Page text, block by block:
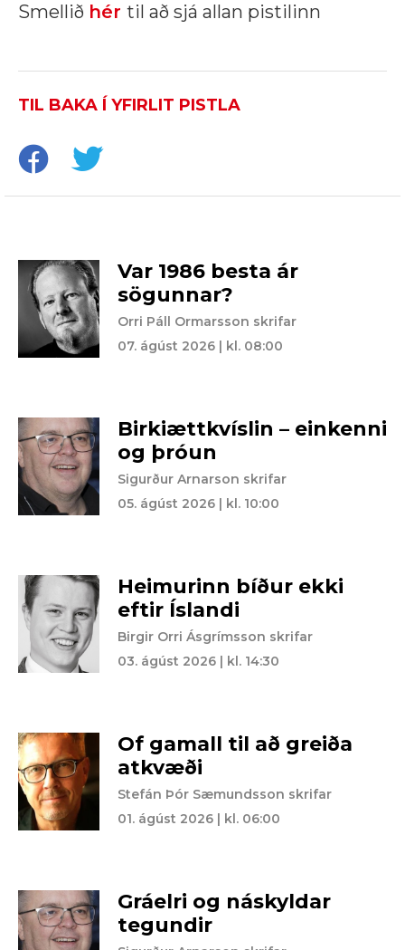
Smellið hér til að sjá allan pistilinn
TIL BAKA Í YFIRLIT PISTLA
Var 1986 besta ár
sögunnar?
Orri Páll Ormarsson skrifar
07. ágúst 2026 | kl. 08:00
Birkiættkvíslin – einkenni
og þróun
Sigurður Arnarson skrifar
05. ágúst 2026 | kl. 10:00
Heimurinn bíður ekki
eftir Íslandi
Birgir Orri Ásgrímsson skrifar
03. ágúst 2026 | kl. 14:30
Of gamall til að greiða
atkvæði
Stefán Þór Sæmundsson skrifar
01. ágúst 2026 | kl. 06:00
Gráelri og náskyldar
tegundir